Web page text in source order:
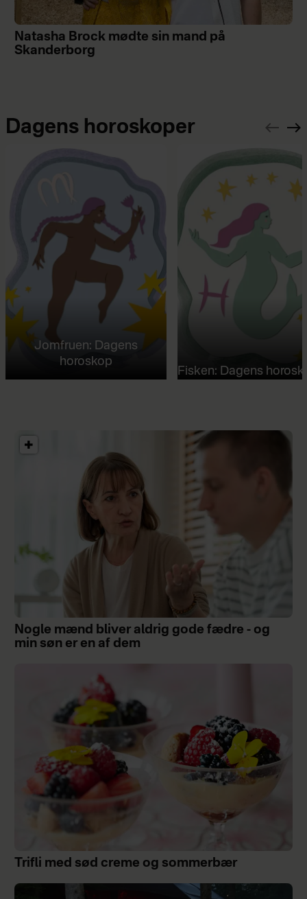
Natasha Brock mødte sin mand på
Skanderborg
Dagens horoskoper
Jomfruen: Dagens
horoskop
Fisken: Dagens
Nogle mænd bliver aldrig gode fædre - og
min søn er en af dem
Trifli med sød creme og sommerbær